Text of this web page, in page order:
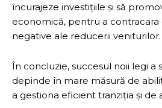
încurajeze investițiile și să
economică, pentru a
negative ale reducerii veniturilor.
În concluzie, succesul noii legi a
depinde în mare măsură de
a gestiona eficient tranziția și de